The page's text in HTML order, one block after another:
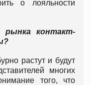
о лояльности
контакт-
растут и будут
многих
того, что